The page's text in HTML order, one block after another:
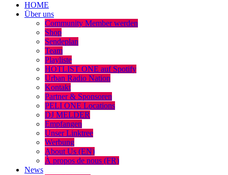
HOME
Über uns
Community Member werden
Shop
Sendeplan
Team
Playliste
HOTLIST ONE auf Spotify
Urban Radio Nation
Kontakt
Partner & Sponsoren
PELI ONE Locations
DJ MELDER
Empfangen
Unser Linktree
Werbung
About Us (EN)
À propos de nous (FR)
News